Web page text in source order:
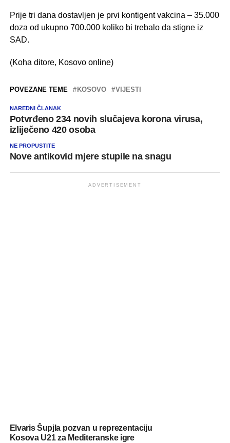
Prije tri dana dostavljen je prvi kontigent vakcina – 35.000
doza od ukupno 700.000 koliko bi trebalo da stigne iz
SAD.
(Koha ditore, Kosovo online)
POVEZANE TEME KOSOVO VIJESTI
NAREDNI ČLANAK
Potvrđeno 234 novih slučajeva korona virusa,
izliječeno 420 osoba
NE PROPUSTITE
Nove antikovid mjere stupile na snagu
ADVERTISEMENT
Elvaris Šupjla pozvan u reprezentaciju
Kosova U21 za Mediteranske igre